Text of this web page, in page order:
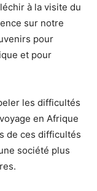
à la visite du
sur notre
pour
et pour
les difficultés
en Afrique
de ces difficultés
société plus